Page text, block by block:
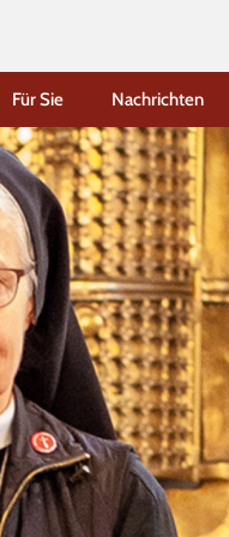
Für Sie Nachrichten